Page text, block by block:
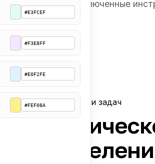
должны
быть
запасные.
подключенные
Агенты маршрутизации задач